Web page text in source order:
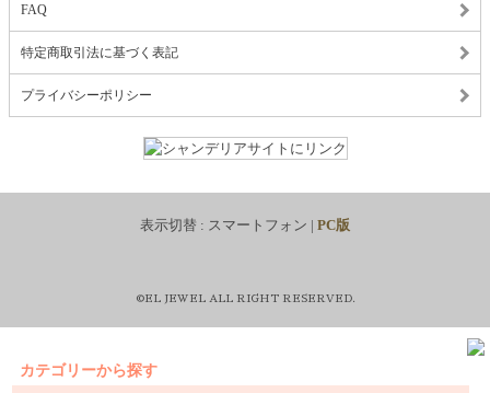
FAQ
特定商取引法に基づく表記
プライバシーポリシー
表示切替 : スマートフォン | PC版
©EL JEWEL ALL RIGHT RESERVED.
カテゴリーから探す